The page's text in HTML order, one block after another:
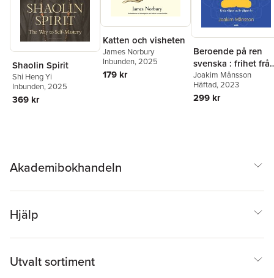
Shaolin Spirit
Shi Heng Yi
Inbunden, 2025
369 kr
Katten och visheten
James Norbury
Inbunden, 2025
179 kr
Beroende på ren
svenska : frihet
beroende med
Buddhas lära utan
att vara religiös
Joakim Månsson
Häftad, 2023
299 kr
Akademibokhandeln
Hjälp
Utvalt sortiment